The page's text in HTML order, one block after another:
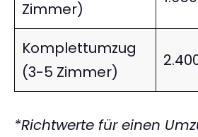
Zimmer)
Komplettumzug
(3-5 Zimmer)
*Richtwerte für einen